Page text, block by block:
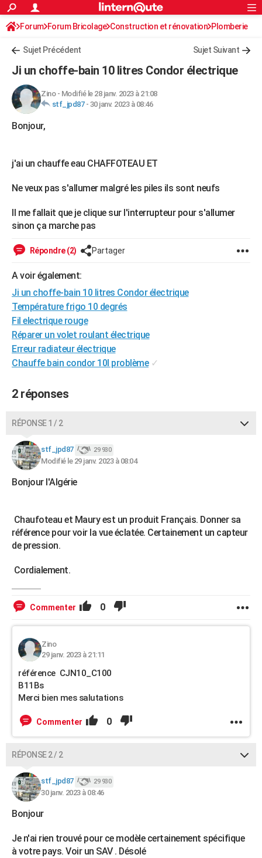
ACTUALITÉS
Politique
Société
Faits Divers
Education
Monde
Villes
+
FINANCE
Retraite
Impôts
Epargne
Immobilier
Risques naturels par ville
Banque
Assurance
Crédit
AUTO
Essais
Réserver un essai
Citadines
Berlines
SUV
Forum auto
+HIGH-TECH
Art de vivre
Bien-être
Loisirs
Mode
Modes de vie
SANTE
Alimentation
Guide de la santé
Maladies
Médicaments
Sommeil
VOYAGE
Destinations
City break
Voyage nature
Voyage de noces
Forum
Climat
+PHOTO
GUIDES D'ACHAT
BONS PLANS
CARTE DE VOEUX
Carte de Noël
Carte Bonne année
Carte Saint-Valentin
Carte Pâques
Carte d'anniversaire
Dictionnaire
Biographies
Citations
Expressions
Proverbes
PROGRAMME TV
COPAINS D'AVANT
S'inscrire
Se connecter
Lycées
Collèges
Primaires
Universités
Entreprises
Service militaire
Avis de recherche
AVIS DE DÉCÈS
FORUM
Bricolage
Lifestyle
Culture
Sport
Auto
Television
Voyage
Cinema
Rechercher
S'inscrire
Connexion
Forum Forum Bricolage Construction et rénovation Plomberie
Sujet Précédent Sujet Suivant
Ji un choffe-bain 10 litres Condor électrique
Zino- Modifié le 28 janv. 2023 à 21:08
stf_jpd87- 30 janv. 2023 à 08:46
Bonjour,
j'ai un chauffe eau CHAFFOTEAU ET
Ne veux pas s'allumer malgré les piles ils sont neufs
Il me fallait que je clique sur l'interrupteur pour s'allumer
sinon ça marche pas
Répondre (2) Partager
A voir également:
Ji un choffe-bain 10 litres Condor électrique
Température frigo 10 degrés
Fil electrique rouge
Réparer un volet roulant électrique
Erreur radiateur électrique
Chauffe bain condor 10l problème ✓
2 réponses
RÉPONSE 1 / 2
stf_jpd87 29 930
Modifié le 29 janv. 2023 à 08:04
Bonjour l'Algérie
Chaufoteau et Maury est un produit Français. Donner sa
référence pour voir la vue éclatée. Certainement un capteur
de pression.
Cordialement.
Commenter 0
Zino
29 janv. 2023 à 21:11
référence CJN10_C100
B11Bs
Merci bien mes salutations
Commenter 0
RÉPONSE 2 / 2
stf_jpd87 29 930
30 janv. 2023 à 08:46
Bonjour
Je n'ai rien trouvé pour ce modèle certainement spécifique
à votre pays. Voir un SAV . Désolé